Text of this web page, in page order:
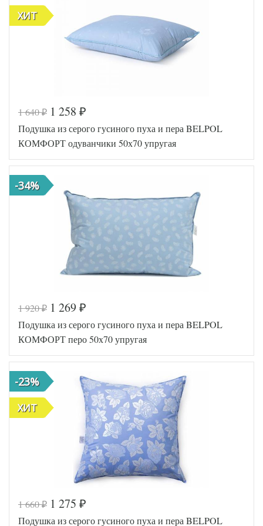
Ткань
Тик
Производитель
Легкие
Сны
(Россия)
Код товара
Артикул
AL4607048005
477
Размер
подушки
68х68
Наполнитель
искусственный
АльВиТек
(Россия)
ХИТ
Код товара
556-185
Артикул
BP46300
4657607
6
Плотность
Упругая
Размер
подушки
50х68
Наполнитель
Гусиный
пух и
перо
Ткань
Тик
Belpol
(Россия)
1 640₽ 1 258 ₽
Подушка из серого гусиного пуха и пера BELPOL
КОМФОРТ одуванчики 50х70 упругая
-34%
Код товара
575-725
BP46300
1 920₽ 1 269 ₽
Подушка из серого гусиного пуха и пера BELPOL
КОМФОРТ перо 50х70 упругая
-23%
ХИТ
1 660₽ 1 275 ₽
Подушка из серого гусиного пуха и пера BELPOL